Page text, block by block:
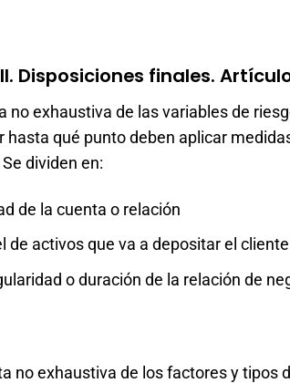
Disposiciones finales.
no exhaustiva de las variables de
hasta qué punto deben aplicar
dividen en:
de la cuenta o relación
de activos que va a depositar el
o duración de la relación de
no exhaustiva de los factores y